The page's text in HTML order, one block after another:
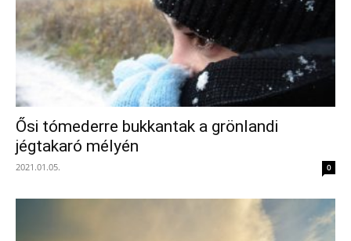
Ősi tómederre bukkantak a grönlandi
jégtakaró mélyén
2021.01.05. 0